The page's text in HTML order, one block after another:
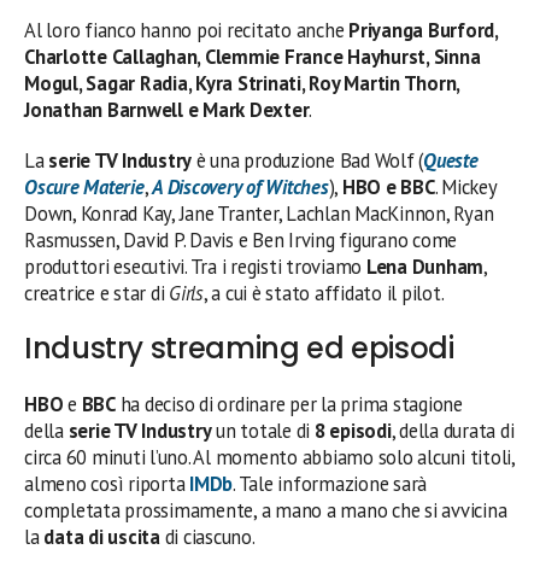
Al loro fianco hanno poi recitato anche Priyanga Burford,
Charlotte Callaghan, Clemmie France Hayhurst, Sinna
Mogul, Sagar Radia, Kyra Strinati, Roy Martin Thorn,
Jonathan Barnwell e Mark Dexter.
Laserie TV Industryè una produzione Bad Wolf (Queste
Oscure Materie,A Discovery of Witches), HBO e BBC. Mickey
Down, Konrad Kay, Jane Tranter, Lachlan MacKinnon, Ryan
Rasmussen, David P. Davis e Ben Irving figurano come
produttori esecutivi. Tra i registi troviamo Lena Dunham,
creatrice e star di Girls, a cui è stato affidato il pilot.
Industry streaming ed episodi
HBOe BBCha deciso di ordinare per la prima stagione
della serie TV Industryun totale di 8 episodi, della durata di
circa 60 minuti l’uno. Al momento abbiamo solo alcuni titoli,
almeno così riportaIMDb. Tale informazione sarà
completata prossimamente, a mano a mano che si avvicina
ladata di uscitadi ciascuno.